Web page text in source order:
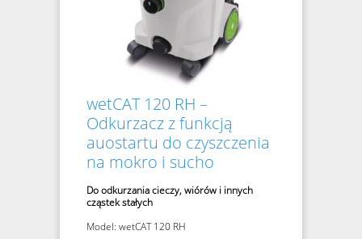
wetCAT 120 RH –
Odkurzacz z funkcją
auostartu do czyszczenia
na mokro i sucho
Do odkurzania cieczy, wiórów i innych
cząstek stałych
Model: wetCAT 120 RH